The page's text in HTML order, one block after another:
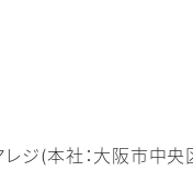
ジ(本社：大阪市中